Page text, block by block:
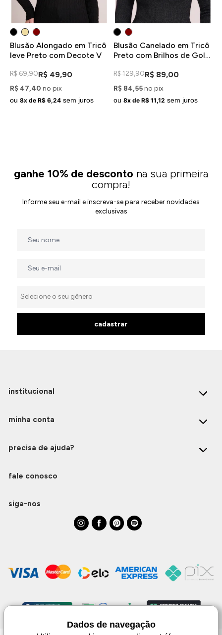
Blusão Alongado em Tricô
leve Preto com Decote V
R$ 69,90R$ 49,90
R$ 47,40 no pix
ou 8x de R$ 6,24 sem juros
Blusão Canelado em Tricô
Preto com Brilhos de Gola
R$ 129,90R$ 89,00
R$ 84,55no pix
ou 8x de R$ 11,12 sem juros
ganhe 10% de desconto na sua primeira
compra!
Informe seu e-mail e inscreva-se para receber novidades
exclusivas
cadastrar
institucional
minha conta
precisa de ajuda?
fale conosco
siga-nos
Dados de navegação